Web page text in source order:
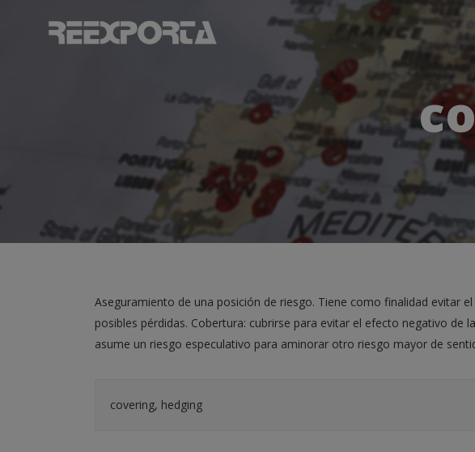
Aseguramiento de una posición de riesgo. Tiene como finalidad evitar
posibles pérdidas. Cobertura: cubrirse para evitar el efecto negativo de
asume un riesgo especulativo para aminorar otro riesgo mayor de
covering, hedging